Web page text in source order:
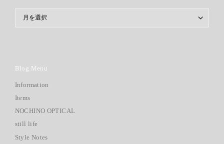
Blog Menu
Information
Items
NOCHINO OPTICAL
still life
Style Notes